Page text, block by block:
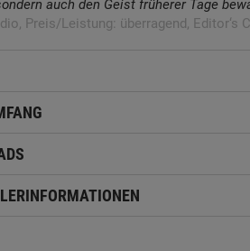
auch den Geist früherer Tage
Preis/Leistung: überragend, Editor‘s